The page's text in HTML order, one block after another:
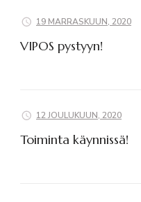
19 MARRASKUUN, 2020
VIPOS pystyyn!
12 JOULUKUUN, 2020
Toiminta käynnissä!